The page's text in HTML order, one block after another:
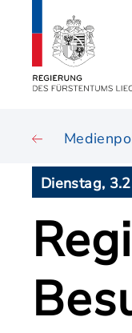
Dienstag,